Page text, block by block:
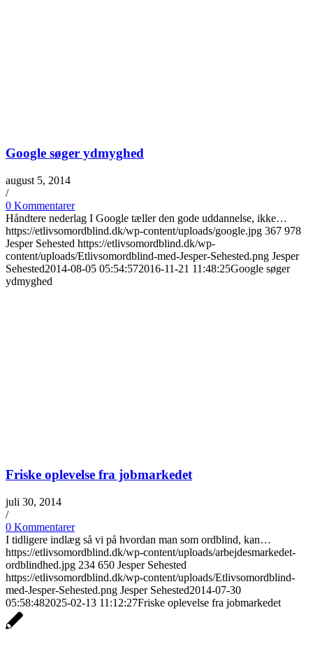
Google søger ydmyghed
august 5, 2014
/
0 Kommentarer
Håndtere nederlag I Google tæller den gode uddannelse, ikke…
https://etlivsomordblind.dk/wp-content/uploads/google.jpg 367 978
Jesper Sehested https://etlivsomordblind.dk/wp-
content/uploads/Etlivsomordblind-med-Jesper-Sehested.png Jesper
Sehested2014-08-05 05:54:572016-11-21 11:48:25Google søger
ydmyghed
Friske oplevelse fra jobmarkedet
juli 30, 2014
/
0 Kommentarer
I tidligere indlæg så vi på hvordan man som ordblind, kan…
https://etlivsomordblind.dk/wp-content/uploads/arbejdesmarkedet-
ordblindhed.jpg 234 650 Jesper Sehested
https://etlivsomordblind.dk/wp-content/uploads/Etlivsomordblind-
med-Jesper-Sehested.png Jesper Sehested2014-07-30
05:58:482025-02-13 11:12:27Friske oplevelse fra jobmarkedet